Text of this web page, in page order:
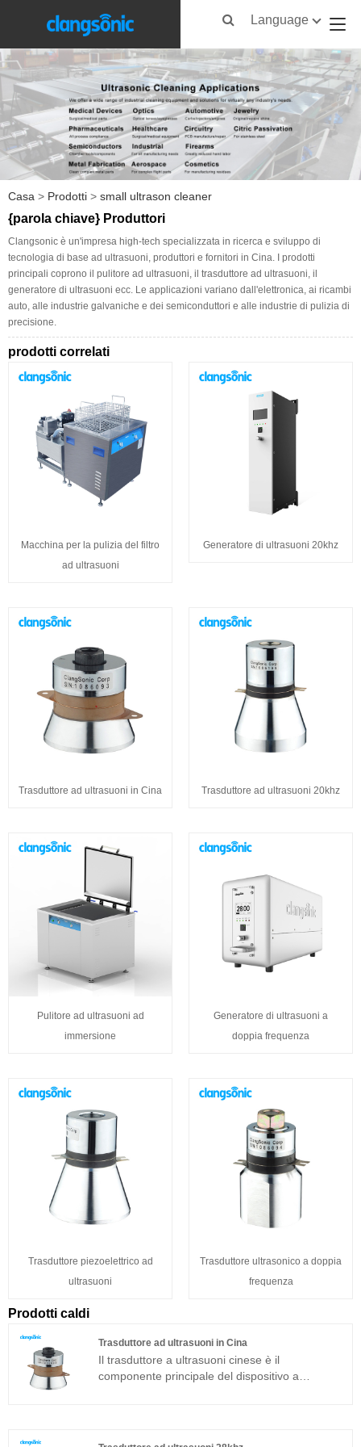
Language
Casa > Prodotti > small ultrason cleaner
{parola chiave} Produttori
Clangsonic è un'impresa high-tech specializzata in ricerca e sviluppo di
tecnologia di base ad ultrasuoni, produttori e fornitori in Cina. I prodotti
principali coprono il pulitore ad ultrasuoni, il trasduttore ad ultrasuoni, il
generatore di ultrasuoni ecc. Le applicazioni variano dall'elettronica, ai ricambi
auto, alle industrie galvaniche e dei semiconduttori e alle industrie di pulizia di
precisione.
prodotti correlati
Macchina per la pulizia del filtro
ad ultrasuoni
Generatore di ultrasuoni 20khz
Trasduttore ad ultrasuoni in Cina Trasduttore ad ultrasuoni 20khz
Pulitore ad ultrasuoni ad
immersione
Generatore di ultrasuoni a
doppia frequenza
Trasduttore piezoelettrico ad
ultrasuoni
Trasduttore ultrasonico a doppia
frequenza
Prodotti caldi
Trasduttore ad ultrasuoni in Cina
Il trasduttore a ultrasuoni cinese è il
componente principale del dispositivo a